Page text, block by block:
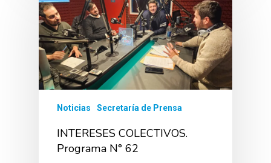
Noticias Secretaría de Prensa
INTERESES COLECTIVOS.
Programa N° 62